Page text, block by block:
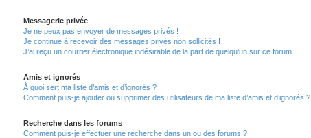
Messagerie privée
Je ne peux pas envoyer de messages privés !
Je continue à recevoir des messages privés non sollicités !
J’ai reçu un courrier électronique indésirable de la part de quelqu’un sur ce forum !
Amis et ignorés
À quoi sert ma liste d’amis et d’ignorés ?
Comment puis-je ajouter ou supprimer des utilisateurs de ma liste d’amis et d’ignorés ?
Recherche dans les forums
Comment puis-je effectuer une recherche dans un ou des forums ?